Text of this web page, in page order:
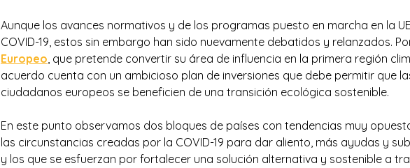
Aunque los avances normativos y de los programas puesto en marcha en la
COVID-19, estos sin embargo han sido nuevamente debatidos y relanzados.
Europeo, que pretende convertir su área de influencia en la primera región
acuerdo cuenta con un ambicioso plan de inversiones que debe permitir que
ciudadanos europeos se beneficien de una transición ecológica sostenible.
En este punto observamos dos bloques de países con tendencias muy
las circunstancias creadas por la COVID-19 para dar aliento, más ayudas y
y los que se esfuerzan por fortalecer una solución alternativa y sostenible a